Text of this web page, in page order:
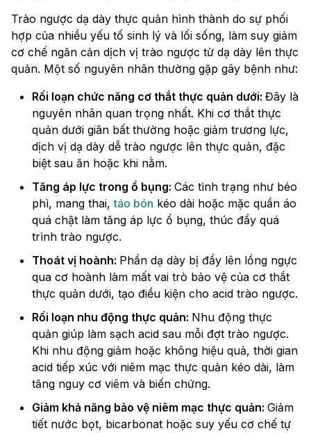
Trào ngược dạ dày thực quản hình thành do sự phối
hợp của nhiều yếu tố sinh lý và lối sống, làm suy giảm
cơ chế ngăn cản dịch vị trào ngược từ dạ dày lên thực
quản. Một số nguyên nhân thường gặp gây bệnh như:
Rối loạn chức năng cơ thắt thực quản dưới: Đây là
nguyên nhân quan trọng nhất. Khi cơ thắt thực
quản dưới giãn bất thường hoặc giảm trương lực,
dịch vị dạ dày dễ trào ngược lên thực quản, đặc
biệt sau ăn hoặc khi nằm.
Tăng áp lực trong ổ bụng: Các tình trạng như béo
phì, mang thai,táo bón kéo dài hoặc mặc quần áo
quá chật làm tăng áp lực ổ bụng, thúc đẩy quá
trình trào ngược.
Thoát vị hoành: Phần dạ dày bị đẩy lên lồng ngực
qua cơ hoành làm mất vai trò bảo vệ của cơ thắt
thực quản dưới, tạo điều kiện cho acid trào ngược.
Rối loạn nhu động thực quản: Nhu động thực
quản giúp làm sạch acid sau mỗi đợt trào ngược.
Khi nhu động giảm hoặc không hiệu quả, thời gian
acid tiếp xúc với niêm mạc thực quản kéo dài, làm
tăng nguy cơ viêm và biến chứng.
Giảm khả năng bảo vệ niêm mạc thực quản: Giảm
tiết nước bọt, bicarbonat hoặc suy yếu cơ chế tự